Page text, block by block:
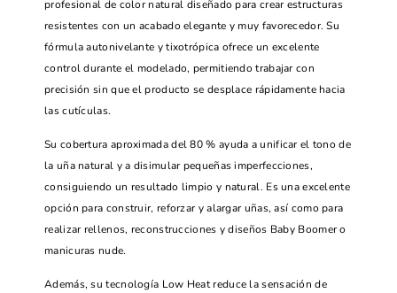
profesional de color natural diseñado para crear estructuras
resistentes con un acabado elegante y muy favorecedor. Su
fórmula autonivelante y tixotrópica ofrece un excelente
control durante el modelado, permitiendo trabajar con
precisión sin que el producto se desplace rápidamente hacia
las cutículas.
Su cobertura aproximada del 80 % ayuda a unificar el tono de
la uña natural y a disimular pequeñas imperfecciones,
consiguiendo un resultado limpio y natural. Es una excelente
opción para construir, reforzar y alargar uñas, así como para
realizar rellenos, reconstrucciones y diseños Baby Boomer o
manicuras nude.
Además, su tecnología Low Heat reduce la sensación de